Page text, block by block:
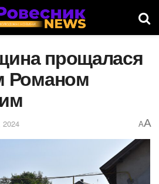
прощалася
Романом
2024 AA